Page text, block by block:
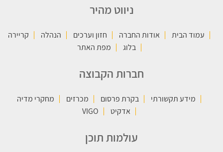
ניווט מהיר
עמוד הבית אודות החברה חזון וערכים הנהלה
קריירה
בלוג
מפת האתר
חברות הקבוצה
מידע תקשורתי בקרת פרסום מכרזים
מחקרי מדיה
אדקיט
VIGO
עולמות תוכן